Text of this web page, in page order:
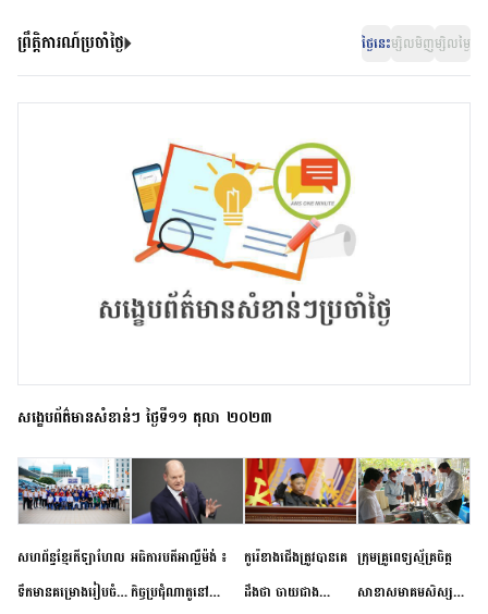
ព្រឹត្តិការណ៍ប្រចាំថ្ងៃ ថ្ងៃនេះម្សិលមិញម្សិលម្ងៃ
សង្ខេបព័ត៌មានសំខាន់ៗ ថ្ងៃទី១១ តុលា ២០២៣
សហព័ន្ធខ្មែរកីឡាហែល
ទឹកមានគម្រោងរៀបចំ
អធិការបតីអាល្លឺម៉ង់ ៖
កិច្ចប្រជុំណាតូនៅ
កូរ៉េខាងជើងត្រូវបានគេ
ដឹងថា ចាយជាង
ក្រុមគ្រូពេទ្យស្ម័គ្រចិត្ត
សាខាសមាគមសិស្ស